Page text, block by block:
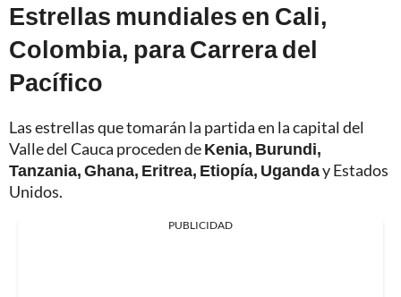
Estrellas mundiales en Cali,
Colombia, para Carrera del
Pacífico
Las estrellas que tomarán la partida en la capital del
Valle del Cauca proceden deKenia, Burundi,
Tanzania, Ghana, Eritrea, Etiopía, Uganday Estados
Unidos.
PUBLICIDAD